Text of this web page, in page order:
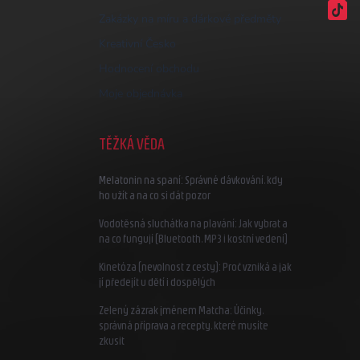
Zakázky na míru a dárkové předměty
Kreativní Česko
TĚŽKÁ VĚDA
Melatonin na spaní: Správné dávkování, kdy
ho užít a na co si dát pozor
Vodotěsná sluchátka na plavání: Jak vybrat a
na co fungují (Bluetooth, MP3 i kostní vedení)
Kinetóza (nevolnost z cesty): Proč vzniká a jak
jí předejít u dětí i dospělých
Zelený zázrak jménem Matcha: Účinky,
správná příprava a recepty, které musíte
zkusit